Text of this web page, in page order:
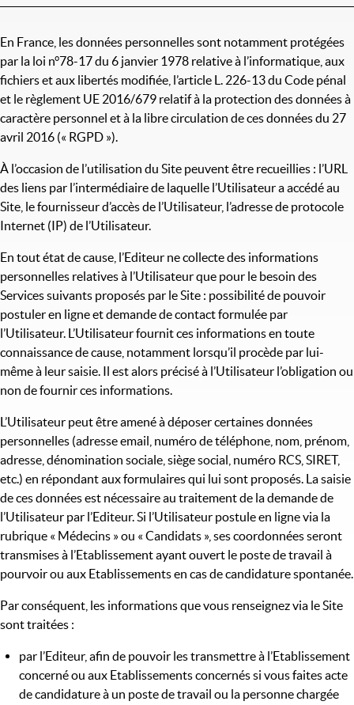
En France, les données personnelles sont notamment protégées
par la loi n°78-17 du 6 janvier 1978 relative à l’informatique, aux
fichiers et aux libertés modifiée, l’article L. 226-13 du Code pénal
et le règlement UE 2016/679 relatif à la protection des données à
caractère personnel et à la libre circulation de ces données du 27
avril 2016 (« RGPD »).
À l’occasion de l’utilisation du Site peuvent être recueillies : l’URL
des liens par l’intermédiaire de laquelle l’Utilisateur a accédé au
Site, le fournisseur d’accès de l’Utilisateur, l’adresse de protocole
Internet (IP) de l’Utilisateur.
En tout état de cause, l’Editeur ne collecte des informations
personnelles relatives à l’Utilisateur que pour le besoin des
Services suivants proposés par le Site : possibilité de pouvoir
postuler en ligne et demande de contact formulée par
l’Utilisateur. L’Utilisateur fournit ces informations en toute
connaissance de cause, notamment lorsqu’il procède par lui-
même à leur saisie. Il est alors précisé à l’Utilisateur l’obligation ou
non de fournir ces informations.
L’Utilisateur peut être amené à déposer certaines données
personnelles (adresse email, numéro de téléphone, nom, prénom,
adresse, dénomination sociale, siège social, numéro RCS, SIRET,
etc.) en répondant aux formulaires qui lui sont proposés. La saisie
de ces données est nécessaire au traitement de la demande de
l’Utilisateur par l’Editeur. Si l’Utilisateur postule en ligne via la
rubrique « Médecins » ou « Candidats », ses coordonnées seront
transmises à l’Etablissement ayant ouvert le poste de travail à
pourvoir ou aux Etablissements en cas de candidature spontanée.
Par conséquent, les informations que vous renseignez via le Site
sont traitées :
par l’Editeur, afin de pouvoir les transmettre à l’Etablissement
concerné ou aux Etablissements concernés si vous faites acte
de candidature à un poste de travail ou la personne chargée